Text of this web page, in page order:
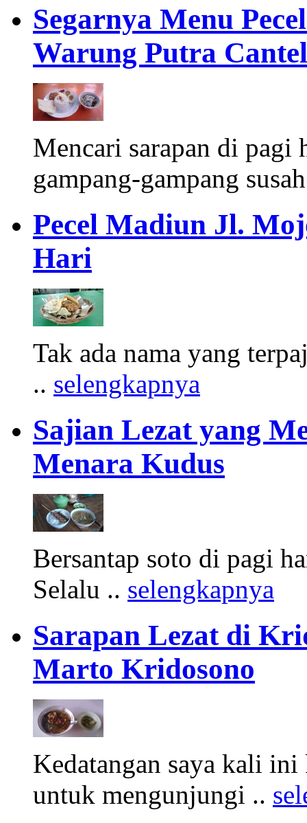
Segarnya Menu
Warung Putra
Mencari sarapan di pagi
gampang-gampang
Pecel Madiun Jl.
Hari
Tak ada nama yang
.. selengkapnya
Sajian Lezat yang
Menara Kudus
Bersantap soto di pagi
Selalu .. selengkapnya
Sarapan Lezat di
Marto Kridosono
Kedatangan saya kali
untuk mengunjungi ..